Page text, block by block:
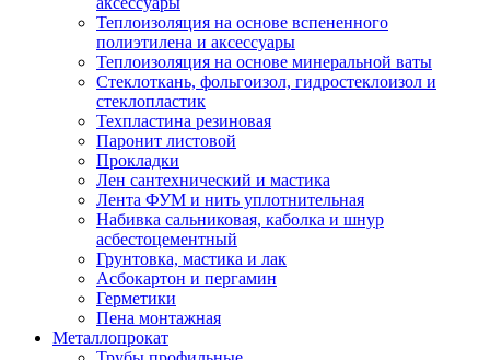
Теплоизоляция на основе вспененного
полиэтилена и аксессуары
Теплоизоляция на основе минеральной ваты
Стеклоткань, фольгоизол, гидростеклоизол и
стеклопластик
Техпластина резиновая
Паронит листовой
Прокладки
Лен сантехнический и мастика
Лента ФУМ и нить уплотнительная
Набивка сальниковая, каболка и шнур
асбестоцементный
Грунтовка, мастика и лак
Асбокартон и пергамин
Герметики
Пена монтажная
Металлопрокат